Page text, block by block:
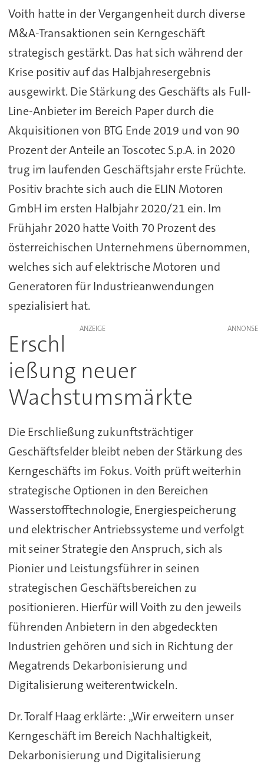
Voith hatte in der Vergangenheit durch diverse
M&A-Transaktionen sein Kerngeschäft
strategisch gestärkt. Das hat sich während der
Krise positiv auf das Halbjahresergebnis
ausgewirkt. Die Stärkung des Geschäfts als Full-
Line-Anbieter im Bereich Paper durch die
Akquisitionen von BTG Ende 2019 und von 90
Prozent der Anteile an Toscotec S.p.A. in 2020
trug im laufenden Geschäftsjahr erste Früchte.
Positiv brachte sich auch die ELIN Motoren
GmbH im ersten Halbjahr 2020/21 ein. Im
Frühjahr 2020 hatte Voith 70 Prozent des
österreichischen Unternehmens übernommen,
welches sich auf elektrische Motoren und
Generatoren für Industrieanwendungen
spezialisiert hat.
ANZEIGE
Erschl
ießung neuer
Wachstumsmärkte
Die Erschließung zukunftsträchtiger
Geschäftsfelder bleibt neben der Stärkung des
Kerngeschäfts im Fokus. Voith prüft weiterhin
strategische Optionen in den Bereichen
Wasserstofftechnologie, Energiespeicherung
und elektrischer Antriebssysteme und verfolgt
mit seiner Strategie den Anspruch, sich als
Pionier und Leistungsführer in seinen
strategischen Geschäftsbereichen zu
positionieren. Hierfür will Voith zu den jeweils
führenden Anbietern in den abgedeckten
Industrien gehören und sich in Richtung der
Megatrends Dekarbonisierung und
Digitalisierung weiterentwickeln.
Dr. Toralf Haag erklärte: „Wir erweitern unser
Kerngeschäft im Bereich Nachhaltigkeit,
Dekarbonisierung und Digitalisierung